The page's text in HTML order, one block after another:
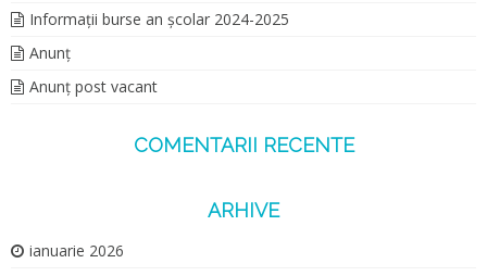
Informații burse an școlar 2024-2025
Anunț
Anunț post vacant
COMENTARII RECENTE
ARHIVE
ianuarie 2026